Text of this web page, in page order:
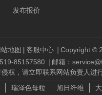
发布报价
站地图 | 客服中心 | Copyright ©
85157580 | 邮箱：
权，请立即联系网站负责人
瑞泽色母粒 旭日纤维